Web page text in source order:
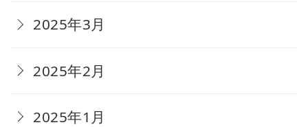
2025年3月
2025年2月
2025年1月